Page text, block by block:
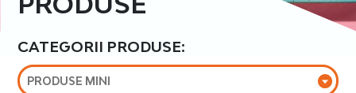
CATEGORII PRODUSE:
PRODUSE MINI